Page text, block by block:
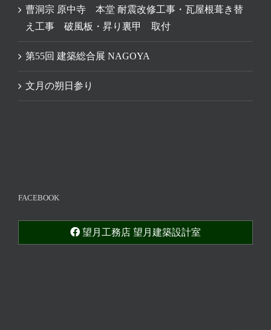
曹洞宗 原中寺 本堂 耐震改修工事・瓦屋根葺き替
え工事 破風板・昇り裏甲 取付
第55回 建築総合展 NAGOYA
文月の朔日参り
FACEBOOK
望月工務店 望月建築設計室